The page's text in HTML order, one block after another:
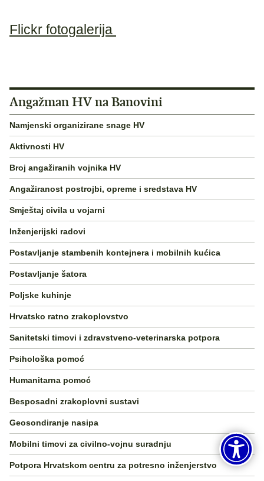
Flickr fotogalerija
Angažman HV na Banovini
Namjenski organizirane snage HV
Aktivnosti HV
Broj angažiranih vojnika HV
Angažiranost postrojbi, opreme i sredstava HV
Smještaj civila u vojarni
Inženjerijski radovi
Postavljanje stambenih kontejnera i mobilnih kućica
Postavljanje šatora
Poljske kuhinje
Hrvatsko ratno zrakoplovstvo
Sanitetski timovi i zdravstveno-veterinarska potpora
Psihološka pomoć
Humanitarna pomoć
Besposadni zrakoplovni sustavi
Geosondiranje nasipa
Mobilni timovi za civilno-vojnu suradnju
Potpora Hrvatskom centru za potresno inženjerstvo